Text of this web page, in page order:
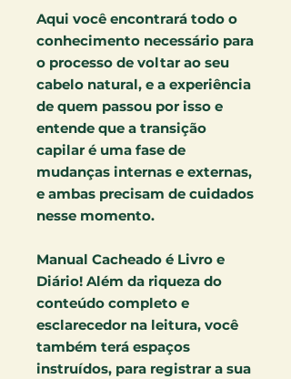
Aqui você encontrará todo o
conhecimento necessário para
o processo de voltar ao seu
cabelo natural, e a experiência
de quem passou por isso e
entende que a transição
capilar é uma fase de
mudanças internas e externas,
e ambas precisam de cuidados
nesse momento.
Manual Cacheado é Livro e
Diário! Além da riqueza do
conteúdo completo e
esclarecedor na leitura, você
também terá espaços
instruídos, para registrar a sua